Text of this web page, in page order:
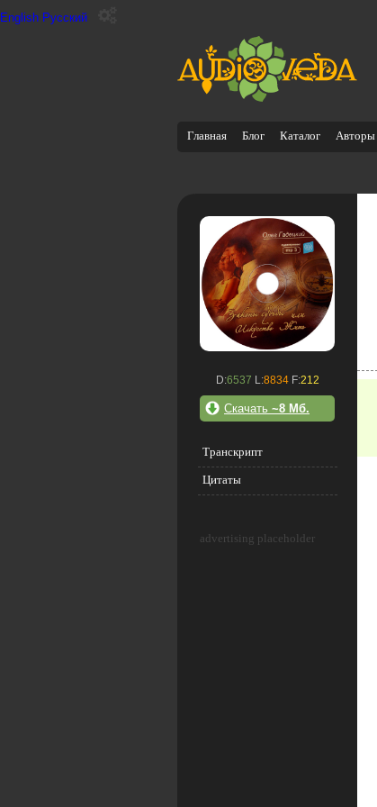
English Русский
Главная Блог Каталог Авторы
D:6537 L:8834F:212
Скачать ~8 Мб.
Транскрипт
Цитаты
advertising placeholder